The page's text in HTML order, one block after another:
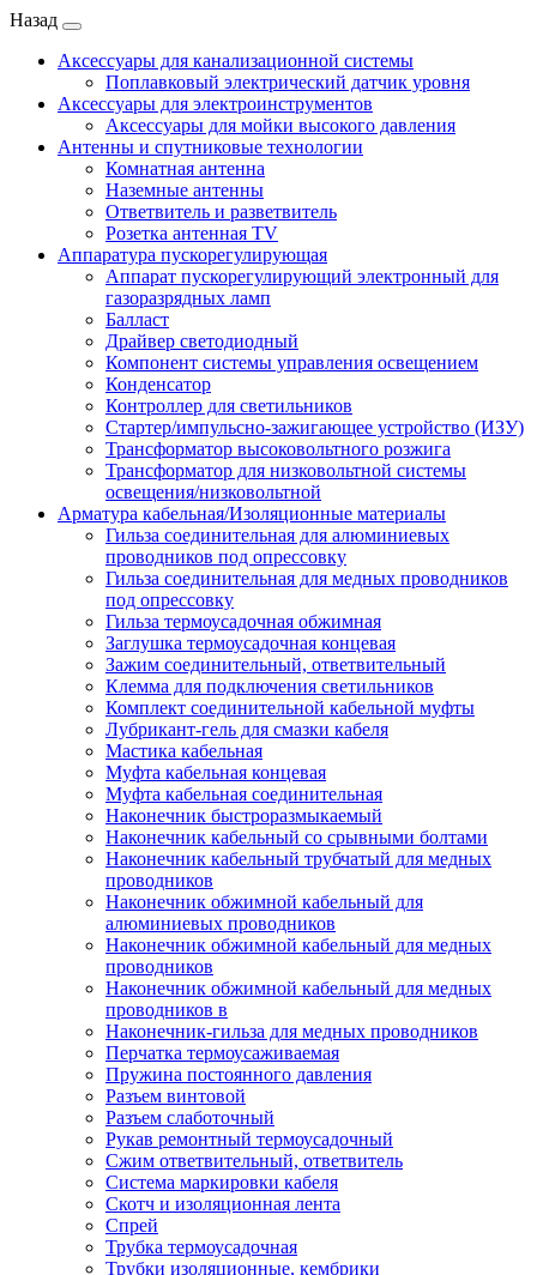
Назад
Аксессуары для канализационной системы
Поплавковый электрический датчик уровня
Аксессуары для электроинструментов
Аксессуары для мойки высокого давления
Антенны и спутниковые технологии
Комнатная антенна
Наземные антенны
Ответвитель и разветвитель
Розетка антенная TV
Аппаратура пускорегулирующая
Аппарат пускорегулирующий электронный для
газоразрядных ламп
Балласт
Драйвер светодиодный
Компонент системы управления освещением
Конденсатор
Контроллер для светильников
Стартер/импульсно-зажигающее устройство (ИЗУ)
Трансформатор высоковольтного розжига
Трансформатор для низковольтной системы
освещения/низковольтной
Арматура кабельная/Изоляционные материалы
Гильза соединительная для алюминиевых
проводников под опрессовку
Гильза соединительная для медных проводников
под опрессовку
Гильза термоусадочная обжимная
Заглушка термоусадочная концевая
Зажим соединительный, ответвительный
Клемма для подключения светильников
Комплект соединительной кабельной муфты
Лубрикант-гель для смазки кабеля
Мастика кабельная
Муфта кабельная концевая
Муфта кабельная соединительная
Наконечник быстроразмыкаемый
Наконечник кабельный со срывными болтами
Наконечник кабельный трубчатый для медных
проводников
Наконечник обжимной кабельный для
алюминиевых проводников
Наконечник обжимной кабельный для медных
проводников
Наконечник обжимной кабельный для медных
проводников в
Наконечник-гильза для медных проводников
Перчатка термоусаживаемая
Пружина постоянного давления
Разъем винтовой
Разъем слаботочный
Рукав ремонтный термоусадочный
Сжим ответвительный, ответвитель
Система маркировки кабеля
Скотч и изоляционная лента
Спрей
Трубка термоусадочная
Трубки изоляционные, кембрики